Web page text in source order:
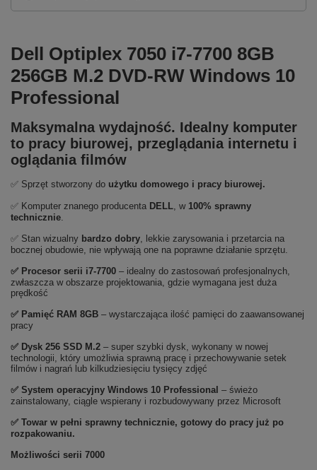
Dell Optiplex 7050 i7-7700 8GB
256GB M.2 DVD-RW Windows 10
Professional
Maksymalna wydajność. Idealny komputer
to pracy biurowej, przeglądania internetu i
oglądania filmów
✅ Sprzęt stworzony do użytku domowego i pracy biurowej.
✅ Komputer znanego producenta DELL, w 100% sprawny
technicznie.
✅ Stan wizualny bardzo dobry, lekkie zarysowania i przetarcia na
bocznej obudowie, nie wpływają one na poprawne działanie sprzętu.
✅ Procesor serii i7-7700 – idealny do zastosowań profesjonalnych,
zwłaszcza w obszarze projektowania, gdzie wymagana jest duża
prędkość
✅ Pamięć RAM 8GB – wystarczająca ilość pamięci do zaawansowanej
pracy
✅ Dysk 256 SSD M.2 – super szybki dysk, wykonany w nowej
technologii, który umożliwia sprawną pracę i przechowywanie setek
filmów i nagrań lub kilkudziesięciu tysięcy zdjęć
✅ System operacyjny Windows 10 Professional – świeżo
zainstalowany, ciągle wspierany i rozbudowywany przez Microsoft
✅ Towar w pełni sprawny technicznie, gotowy do pracy już po
rozpakowaniu.
Możliwości serii 7000